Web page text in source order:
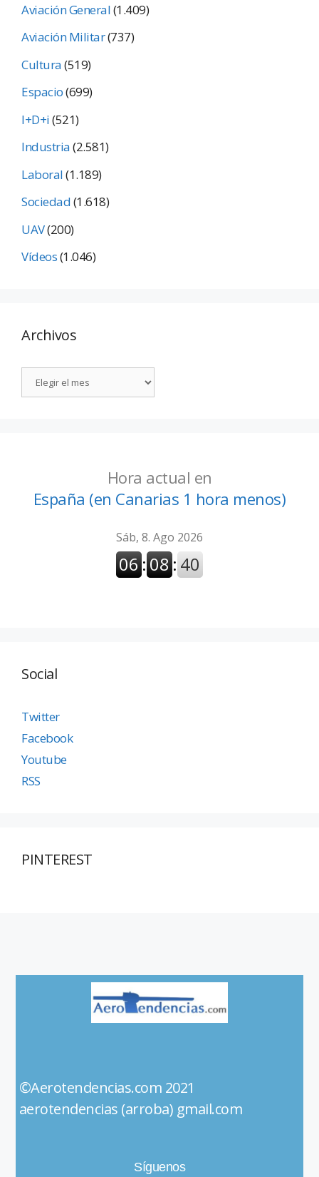
Aviación General(1.409)
Aviación Militar(737)
Cultura(519)
Espacio(699)
I+D+i(521)
Industria(2.581)
Laboral(1.189)
Sociedad(1.618)
UAV(200)
Vídeos(1.046)
Archivos
Hora actual en
España (en Canarias 1 hora menos)
Social
Twitter
Facebook
Youtube
RSS
PINTEREST
©Aerotendencias.com 2021
aerotendencias (arroba) gmail.com
Síguenos